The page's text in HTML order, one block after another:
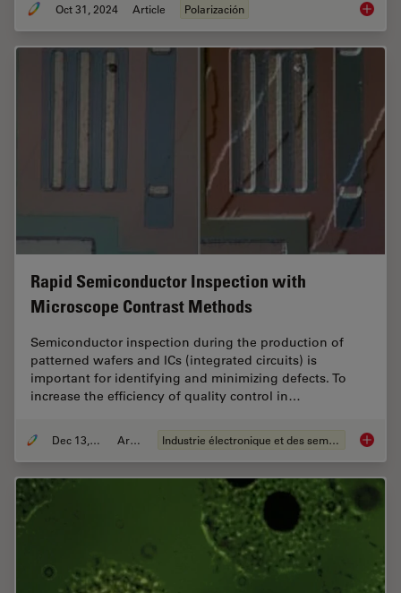
Oct 31, 2024 Article Polarización The
Rapid Semiconductor Inspection with
Microscope Contrast Methods
Semiconductor inspection during the production of
patterned wafers and ICs (integrated circuits) is
important for identifying and minimizing defects. To
increase the efficiency of quality control in…
Dec 13, 2023 Article Industrie électronique et des semi-conducteurs Rapid